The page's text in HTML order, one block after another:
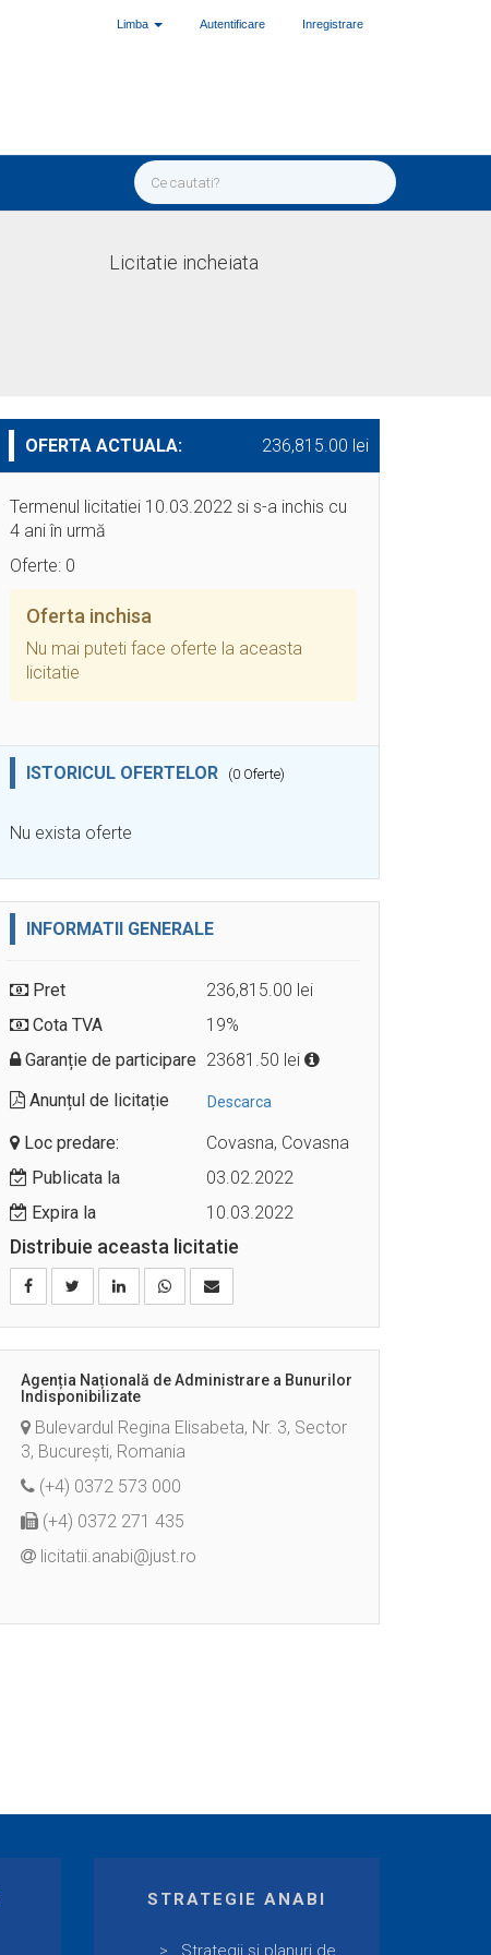
Limba Autentificare Inregistrare
Licitatie incheiata
OFERTA ACTUALA: 236,815.00 lei
Termenul licitatiei 10.03.2022 si s-a inchis cu
4 ani în urmă
Oferte: 0
Oferta inchisa
Nu mai puteti face oferte la aceasta
licitatie
ISTORICUL OFERTELOR (0 Oferte)
Nu exista oferte
INFORMATII GENERALE
Pret
236,815.00 lei
Cota TVA
19%
Garanție de participare 23681.50 lei
Anunțul de licitație
Descarca
Loc predare:
Covasna, Covasna
Publicata la
03.02.2022
Expira la
10.03.2022
Distribuie aceasta licitatie
Agenția Națională de Administrare a Bunurilor
Indisponibilizate
Bulevardul Regina Elisabeta, Nr. 3, Sector
3, București, Romania
(+4) 0372 573 000
(+4) 0372 271 435
licitatii.anabi@just.ro
STRATEGIE ANABI
Strategii și planuri de